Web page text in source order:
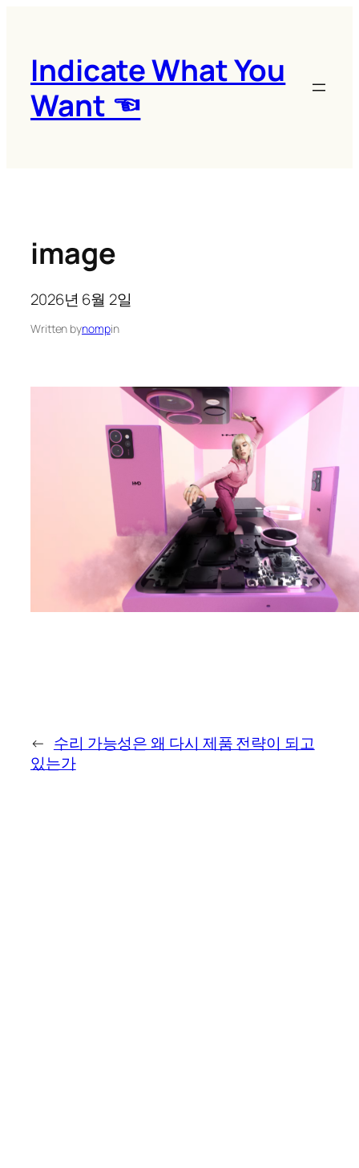
Indicate What You
Want ☜
image
2026년 6월 2일
Written bynompin
← 수리 가능성은 왜 다시 제품 전략이 되고
있는가